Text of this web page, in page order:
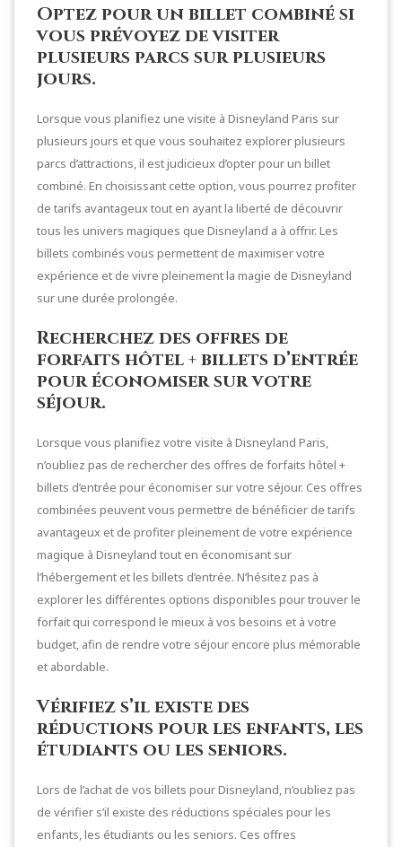
Optez pour un billet combiné si
vous prévoyez de visiter
plusieurs parcs sur plusieurs
jours.
Lorsque vous planifiez une visite à Disneyland Paris sur
plusieurs jours et que vous souhaitez explorer plusieurs
parcs d’attractions, il est judicieux d’opter pour un billet
combiné. En choisissant cette option, vous pourrez profiter
de tarifs avantageux tout en ayant la liberté de découvrir
tous les univers magiques que Disneyland a à offrir. Les
billets combinés vous permettent de maximiser votre
expérience et de vivre pleinement la magie de Disneyland
sur une durée prolongée.
Recherchez des offres de
forfaits hôtel + billets d’entrée
pour économiser sur votre
séjour.
Lorsque vous planifiez votre visite à Disneyland Paris,
n’oubliez pas de rechercher des offres de forfaits hôtel +
billets d’entrée pour économiser sur votre séjour. Ces offres
combinées peuvent vous permettre de bénéficier de tarifs
avantageux et de profiter pleinement de votre expérience
magique à Disneyland tout en économisant sur
l’hébergement et les billets d’entrée. N’hésitez pas à
explorer les différentes options disponibles pour trouver le
forfait qui correspond le mieux à vos besoins et à votre
budget, afin de rendre votre séjour encore plus mémorable
et abordable.
Vérifiez s’il existe des
réductions pour les enfants, les
étudiants ou les seniors.
Lors de l’achat de vos billets pour Disneyland, n’oubliez pas
de vérifier s’il existe des réductions spéciales pour les
enfants, les étudiants ou les seniors. Ces offres